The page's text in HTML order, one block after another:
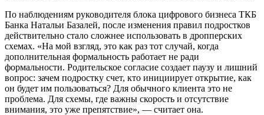
По наблюдениям руководителя блока цифрового бизнеса ТКБ
Банка Натальи Базалей, после изменения правил подростков
действительно стало сложнее использовать в дропперских
схемах. «На мой взгляд, это как раз тот случай, когда
дополнительная формальность работает не ради
формальности. Родительское согласие создает паузу и лишний
вопрос: зачем подростку счет, кто инициирует открытие, как
он будет им пользоваться? Для обычного клиента это не
проблема. Для схемы, где важны скорость и отсутствие
внимания, это уже препятствие», — считает она.